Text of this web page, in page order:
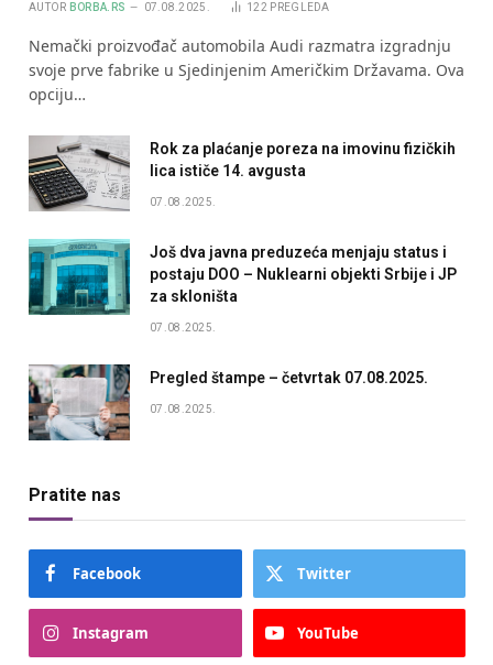
AUTOR BORBA.RS 07.08.2025. 122 PREGLEDA
Nemački proizvođač automobila Audi razmatra izgradnju
svoje prve fabrike u Sjedinjenim Američkim Državama. Ova
opciju…
Rok za plaćanje poreza na imovinu fizičkih
lica ističe 14. avgusta
07.08.2025.
Još dva javna preduzeća menjaju status i
postaju DOO – Nuklearni objekti Srbije i JP
za skloništa
07.08.2025.
Pregled štampe – četvrtak 07.08.2025.
07.08.2025.
Pratite nas
Facebook Twitter
Instagram YouTube